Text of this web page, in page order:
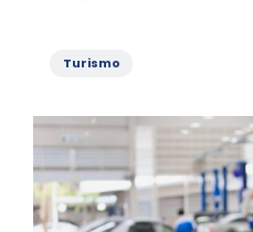
Categories
Turismo